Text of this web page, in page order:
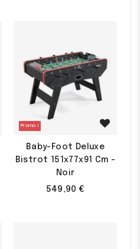
Promo !
Baby-Foot Deluxe
Bistrot 151x77x91 Cm -
Noir
549,90 €